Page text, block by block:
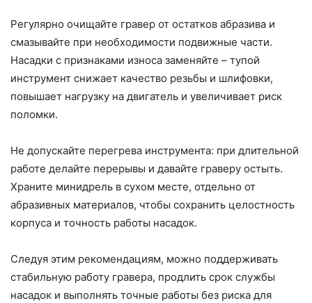
Регулярно очищайте гравер от остатков абразива и
смазывайте при необходимости подвижные части.
Насадки с признаками износа заменяйте – тупой
инструмент снижает качество резьбы и шлифовки,
повышает нагрузку на двигатель и увеличивает риск
поломки.
Не допускайте перегрева инструмента: при длительной
работе делайте перерывы и давайте граверу остыть.
Храните минидрель в сухом месте, отдельно от
абразивных материалов, чтобы сохранить целостность
корпуса и точность работы насадок.
Следуя этим рекомендациям, можно поддерживать
стабильную работу гравера, продлить срок службы
насадок и выполнять точные работы без риска для